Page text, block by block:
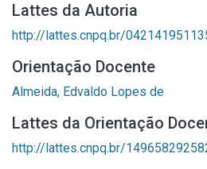
Lattes da Autoria
http://lattes.cnpq.br/
Orientação Docente
Almeida, Edvaldo Lopes de
Lattes da Orientação
http://lattes.cnpq.br/